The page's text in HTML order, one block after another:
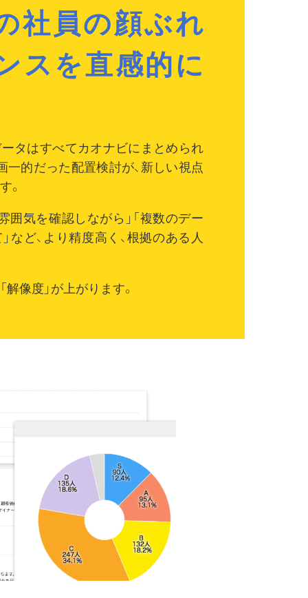
社員の顔ぶれ
スを直感的に
タはすべてカオナビにまとめられ
一的だった配置検討が、新しい視点
。
囲気を確認しながら」「複数のデー
など、より精度高く、根拠のある人
像度」が上がります。